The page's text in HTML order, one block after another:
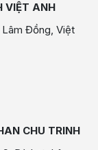
VIỆT ANH
Đồng, Việt
CHU TRINH